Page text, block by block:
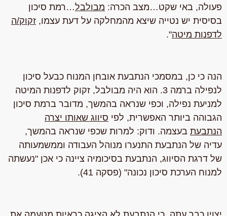
פעולה, באי שקט…מצב הכרה: מבולבל…רמת סיכון
בסיסית יש נטייה שיצא מהמחלקה על דעת עצמו, זקוק/ה
לדפנות מיטה".
הנה כי כן, במסמכי הנתבעת אובחן המנוח כבעל סיכון
לנפילה ברמה 3. הוא היה מבולבל, זקוק לדפנות המיטה
למניעת נפילה, וכפי שנראה בהמשך, מדובר ברמת סיכון
הגבוהה ביותר האפשרית, לפי סיווג שאותו יצרה
הנתבעתבעצמה. ודוק: למרות שכפי שנראה בהמשך,
עדיה של הנתבעת התנערו מנוהל העבודה וממשמעותה
של דרגת הסיווג, הנתבעת בסיכומיה ציינה כי אכן "נעשתה
למנוח הערכת סיכון נכונה" (פסקה 41).